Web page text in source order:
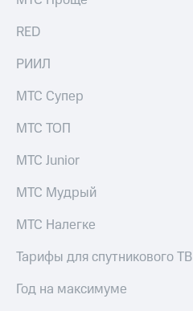
RED
РИИЛ
МТС Супер
МТС ТОП
МТС Junior
МТС Мудрый
МТС Налегке
Тарифы для спутникового ТВ
Год на максимуме